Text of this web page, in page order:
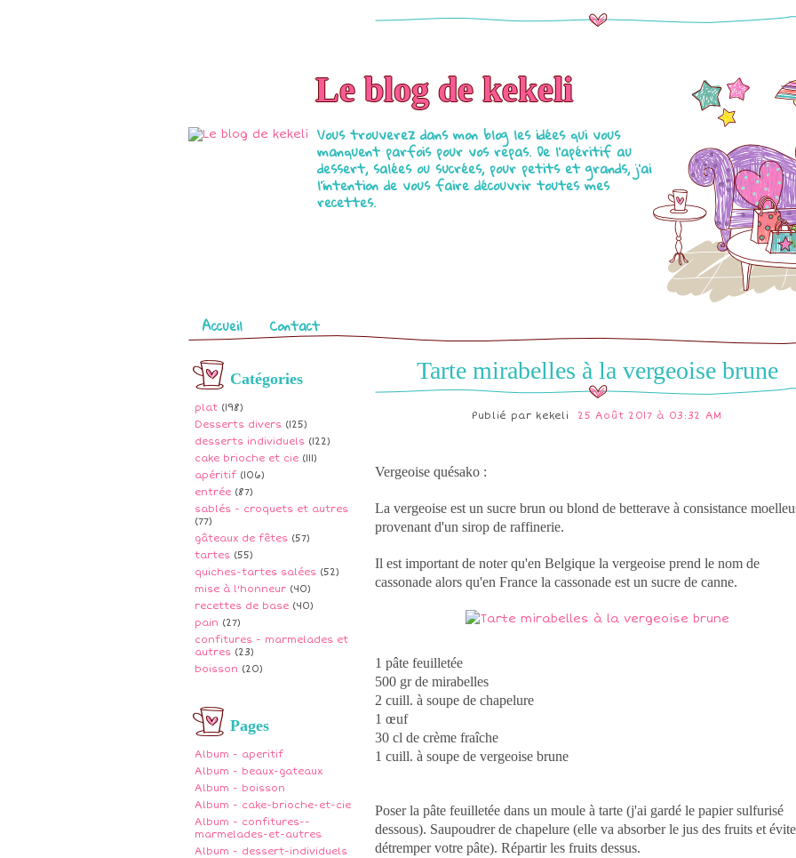
Le blog de kekeli
Vous trouverez dans mon blog les idées qui vous
manquent parfois pour vos repas. De l'apéritif au
dessert, salées ou sucrées, pour petits et grands, j'ai
l'intention de vous faire découvrir toutes mes
recettes.
Pages
Accueil Contact
Catégories
plat (198)
Desserts divers (125)
desserts individuels (122)
cake brioche et cie (111)
apéritif (106)
entrée (87)
sablés - croquets et autres
(77)
gâteaux de fêtes (57)
tartes (55)
quiches-tartes salées (52)
mise à l'honneur (40)
recettes de base (40)
pain (27)
confitures - marmelades et
autres (23)
boisson (20)
Pages
Album - aperitif
Album - beaux-gateaux
Album - boisson
Album - cake-brioche-et-cie
Album - confitures--
marmelades-et-autres
Album - dessert-individuels
Tarte mirabelles à la vergeoise brune
Publié par kekeli 25 Août 2017 à 03:32 AM
Vergeoise quésako :
La vergeoise est un sucre brun ou blond de betterave à consistance
provenant d'un sirop de raffinerie.
Il est important de noter qu'en Belgique la vergeoise prend le nom de
cassonade alors qu'en France la cassonade est un sucre de canne.
1 pâte feuilletée
500 gr de mirabelles
2 cuill. à soupe de chapelure
1 œuf
30 cl de crème fraîche
1 cuill. à soupe de vergeoise brune
Poser la pâte feuilletée dans un moule à tarte (j'ai gardé le papier sulfurisé
dessous). Saupoudrer de chapelure (elle va absorber le jus des fruits et
détremper votre pâte). Répartir les fruits dessus.